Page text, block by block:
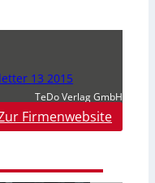
13 2015
TeDo Verlag GmbH
Firmenwebsite